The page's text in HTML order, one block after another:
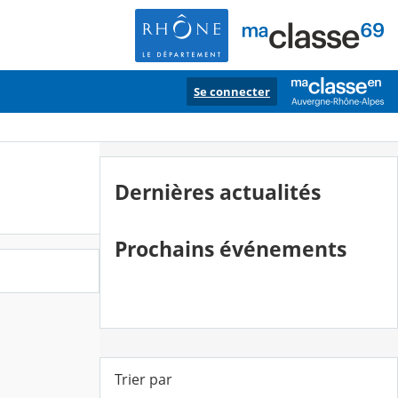
Se connecter
Dernières actualités
Prochains événements
Trier par